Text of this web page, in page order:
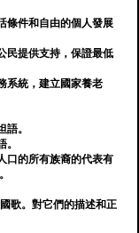
條件和自由的個人發展
民提供支持，保證最低
系統，建立國家養老
。
口的所有族裔的代表有
歌。對它們的描述和正